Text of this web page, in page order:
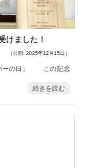
けました！
（公開: 2025年12月15日）
パーの日」 この記念
続きを読む